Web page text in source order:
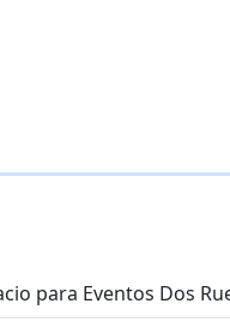
para Eventos Dos